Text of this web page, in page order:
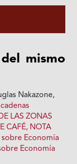
mismo
Nakazone,
LAS ZONAS
CAFÉ, NOTA
sobre Economía
Economía